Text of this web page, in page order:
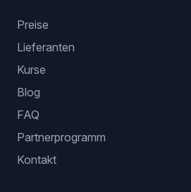
Preise
Lieferanten
Kurse
Blog
FAQ
Partnerprogramm
Kontakt